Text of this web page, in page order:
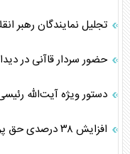
تجلیل نمایندگان رهبر
حضور سردار قاآنی در
دستور ویژه آیت‌‌الله
افزایش ۳۸ درصدی حق پرستاری جانبازان